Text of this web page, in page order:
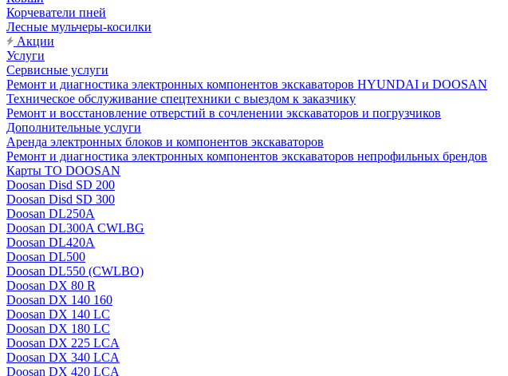
Корчеватели пней
Лесные мульчеры-косилки
Акции
Услуги
Сервисные услуги
Ремонт и диагностика электронных компонентов экскаваторов HYUNDAI и DOOSAN
Техническое обслуживание спецтехники с выездом к заказчику
Ремонт и восстановление отверстий в сочленении экскаваторов и погрузчиков
Дополнительные услуги
Аренда электронных блоков и компонентов экскаваторов
Ремонт и диагностика электронных компонентов экскаваторов непрофильных брендов
Карты ТО DOOSAN
Doosan Disd SD 200
Doosan Disd SD 300
Doosan DL250A
Doosan DL300A CWLBG
Doosan DL420A
Doosan DL500
Doosan DL550 (CWLBO)
Doosan DX 80 R
Doosan DX 140 160
Doosan DX 140 LC
Doosan DX 180 LC
Doosan DX 225 LCA
Doosan DX 340 LCA
Doosan DX 420 LCA